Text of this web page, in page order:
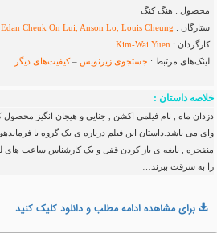
محصول : هنگ کنگ
ستارگان : Edan Cheuk On Lui, Anson Lo, Louis Cheung
کارگردان : Kim-Wai Yuen
لینک‌های مرتبط : جستجوی زیرنویس –کیفیت‌های دیگر
خلاصه داستان :
وای می باشد.داستان این فیلم درباره ی یک گروه با
منفجره , نابغه ی باز کردن قفل و یک کارشناس ساعت
را به سرقت ببرند…
برای مشاهده ادامه مطلب و دانلود کلیک کنید